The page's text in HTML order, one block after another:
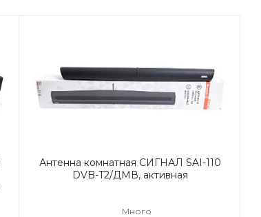
Антенна комнатная СИГНАЛ SAI-110
DVB-T2/ДМВ, активная
Много